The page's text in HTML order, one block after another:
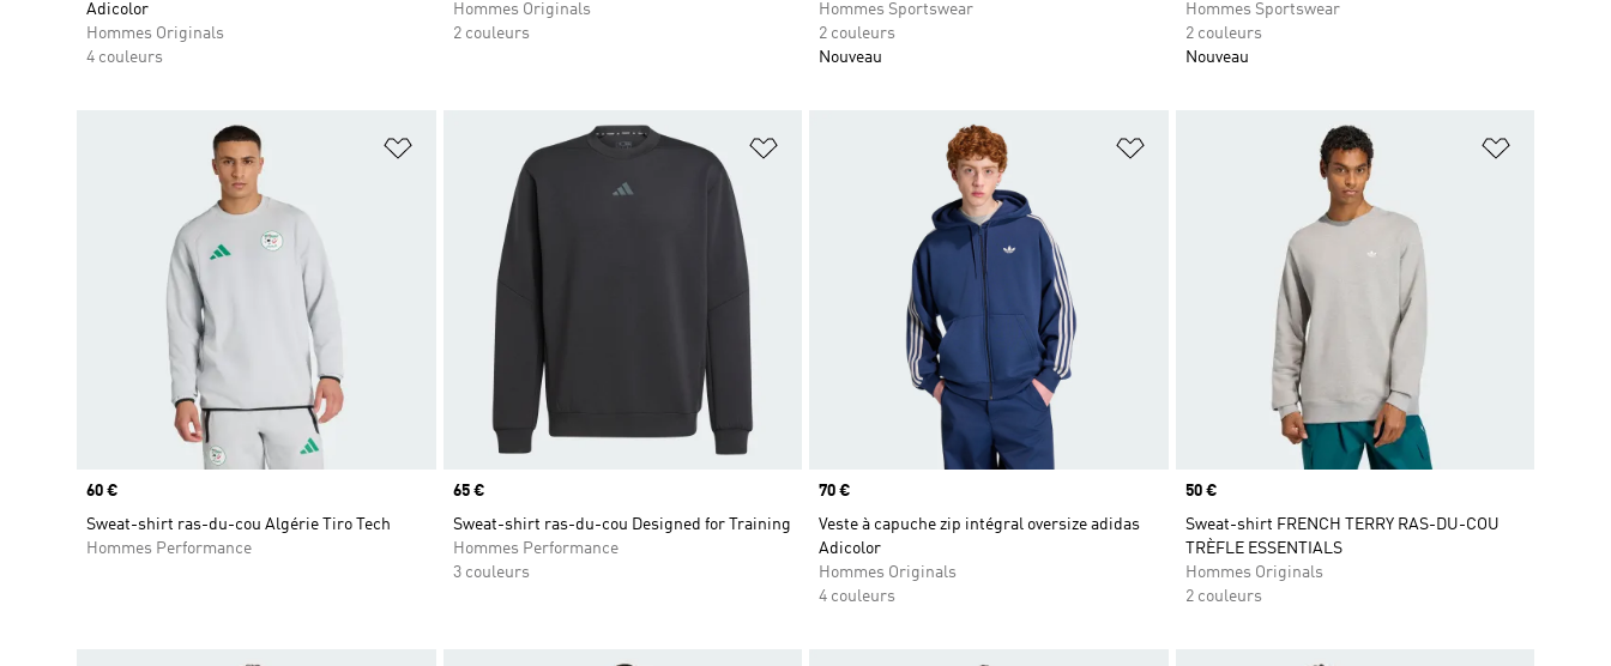
Adicolor
Hommes Originals
4 couleurs
Hommes Originals
2 couleurs
Hommes Sportswear
2 couleurs
Nouveau
Hommes Sportswear
2 couleurs
Nouveau
Ajouter à la Liste de produits favoris
Prix
60 €
Sweat-shirt ras-du-cou Algérie Tiro Tech
Hommes Performance
Ajouter à la Liste de produits favoris
Prix
65 €
Sweat-shirt ras-du-cou Designed for Training
Hommes Performance
3 couleurs
Ajouter à la Liste de produits favoris
Prix
70 €
Veste à capuche zip intégral oversize adidas
Adicolor
Hommes Originals
4 couleurs
Prix
50 €
Sweat-shirt FRENCH TERRY RAS-DU-COU
TRÈFLE ESSENTIALS
Hommes Originals
2 couleurs